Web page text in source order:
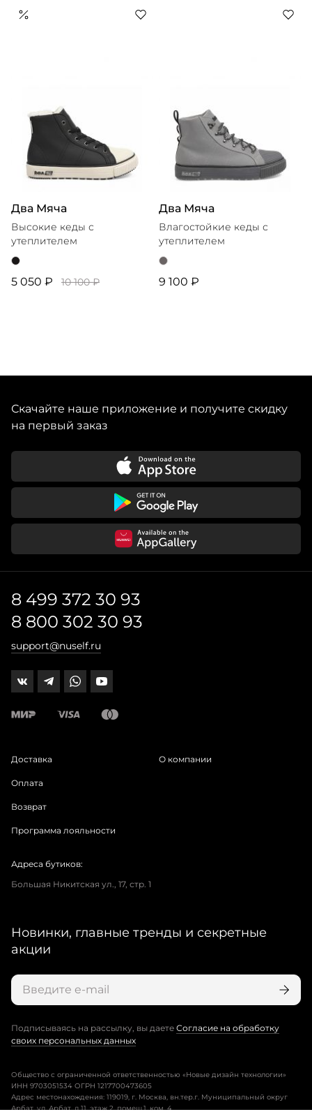
Два Мяча
Высокие кеды с
утеплителем
5 050 ₽ 10 100 ₽
Два Мяча
Влагостойкие кеды с
утеплителем
9 100 ₽
Скачайте наше приложение и получите скидку
на первый заказ
8 499 372 30 93
8 800 302 30 93
support@nuself.ru
Доставка
Оплата
Возврат
Программа лояльности
О компании
Адреса бутиков:
Большая Никитская ул., 17, стр. 1
Новинки, главные тренды и секретные
акции
Подписываясь на рассылку, вы даете Согласие на обработку
своих персональных данных
Общество с ограниченной ответственностью «Новые дизайн технологии»
ИНН 9703051534 ОГРН 1217700473605
Адрес местонахождения: 119019, г. Москва, вн.тер.г. Муниципальный округ
Арбат, ул. Арбат, д.11, этаж 2, помещ.1, ком. 4.